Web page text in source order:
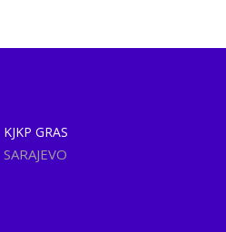
KJKP GRAS
SARAJEVO